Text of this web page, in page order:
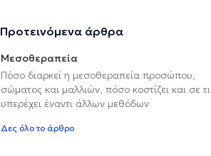
Προτεινόμενα άρθρα
Μεσοθεραπεία
Πόσο διαρκεί η μεσοθεραπεία προσώπου,
σώματος και μαλλιών, πόσο κοστίζει και σε τι
υπερέχει έναντι άλλων μεθόδων
Δες όλο το άρθρο